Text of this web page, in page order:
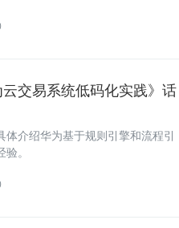
交易系统低码化实践》话
介绍华为基于规则引擎和流程引
。